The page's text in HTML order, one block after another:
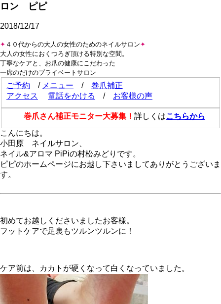
ロン ピピ
2018/12/17
✦ ４０代からの大人の女性のためのネイルサロン✦
大人の女性におくつろぎ頂ける特別な空間。
丁寧なケアと、お爪の健康にこだわった
一席のだけのプライベートサロン
ご予約 / メニュー / 巻爪補正
アクセス
電話をかける / お客様の声
巻爪さん補正モニター大募集！ 詳しくはこちらから
こんにちは。
小田原 ネイルサロン、
ネイル&アロマ PiPiの村松みどりです。
ピピのホームページにお越し下さいましてありがとうございま
す。
初めてお越しくださいましたお客様。
フットケアで足裏もツルンツルンに！
ケア前は、カカトが硬くなって白くなっていました。